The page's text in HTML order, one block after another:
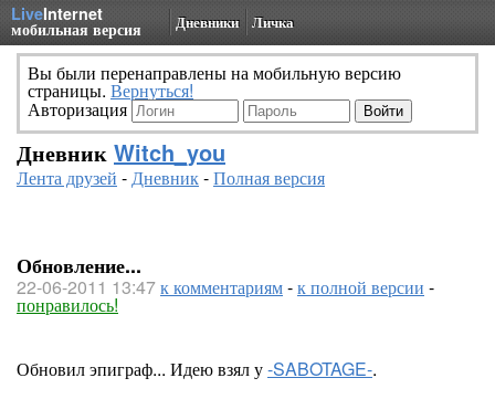
LiveInternet
мобильная версия Дневники Личка
Вы были перенаправлены на мобильную версию
страницы. Вернуться!
Авторизация
Дневник Witch_you
Лента друзей -Дневник-Полная версия
Обновление...
22-06-2011 13:47к комментариям-к полной версии -
понравилось!
Обновил эпиграф... Идею взял у-SABOTAGE-.